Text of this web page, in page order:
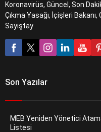
Koronavirüs, Güncel, Son
Çıkma Yasağı, İçişleri
Sayıştay
Son Yazılar
MEB Yeniden Yönetici
Listesi